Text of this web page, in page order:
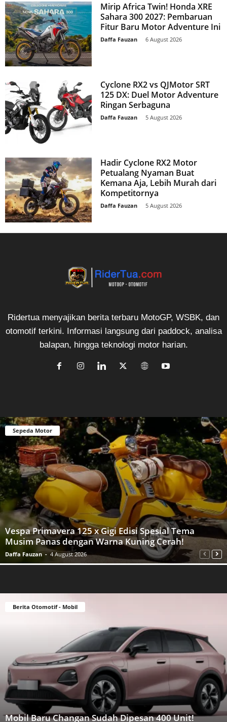
Mirip Africa Twin! Honda XRE
Sahara 300 2027: Pembaruan
Fitur Baru Motor Adventure Ini
Daffa Fauzan 6 August 2026
Cyclone RX2 vs QJMotor SRT
125 DX: Duel Motor Adventure
Ringan Serbaguna
Daffa Fauzan 5 August 2026
Hadir Cyclone RX2 Motor
Petualang Nyaman Buat
Kemana Aja, Lebih Murah dari
Kompetitornya
Daffa Fauzan 5 August 2026
Ridertua menyajikan berita terbaru MotoGP, WSBK, dan
otomotif terkini. Informasi langsung dari paddock, analisa
balapan, hingga teknologi motor harian.
Sepeda Motor
Vespa Primavera 125 x Gigi Edisi Spesial Tema
Musim Panas dengan Warna Kuning Cerah!
Daffa Fauzan - 4 August 2026
Berita Otomotif - Mobil
Mobil Baru Changan Sudah Dipesan 400 Unit!